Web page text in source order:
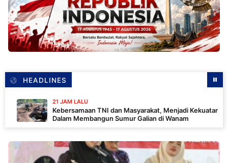
HEADLINES
21 JAM LALU
Kebersamaan TNI dan Masyarakat, Menjadi Kekuatan TMMD
Dalam Membangun Sumur Galian di Wanam